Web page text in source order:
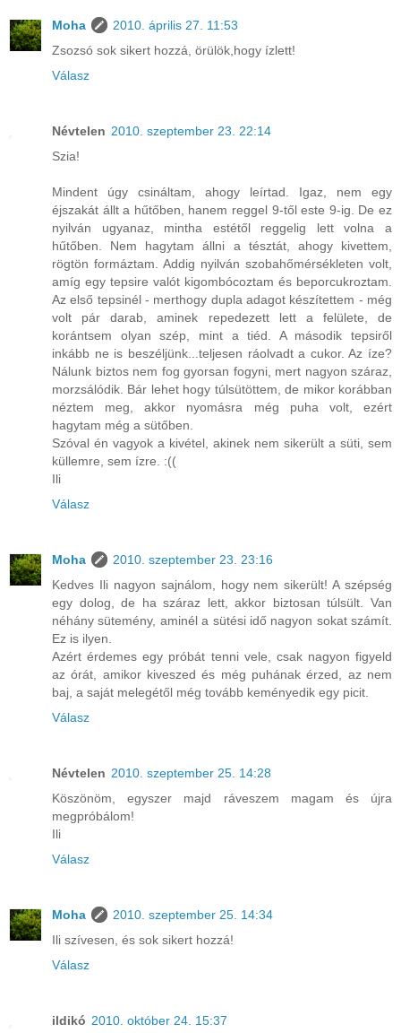
Moha
2010. április 27. 11:53
Zsozsó sok sikert hozzá, örülök,hogy ízlett!
Válasz
Névtelen 2010. szeptember 23. 22:14
Szia!
Mindent úgy csináltam, ahogy leírtad. Igaz, nem egy
éjszakát állt a hűtőben, hanem reggel 9-től este 9-ig. De ez
nyilván ugyanaz, mintha estétől reggelig lett volna a
hűtőben. Nem hagytam állni a tésztát, ahogy kivettem,
rögtön formáztam. Addig nyilván szobahőmérsékleten volt,
amíg egy tepsire valót kigombócoztam és beporcukroztam.
Az első tepsinél - merthogy dupla adagot készítettem - még
volt pár darab, aminek repedezett lett a felülete, de
korántsem olyan szép, mint a tiéd. A második tepsiről
inkább ne is beszéljünk...teljesen ráolvadt a cukor. Az íze?
Nálunk biztos nem fog gyorsan fogyni, mert nagyon száraz,
morzsálódik. Bár lehet hogy túlsütöttem, de mikor korábban
néztem meg, akkor nyomásra még puha volt, ezért
hagytam még a sütőben.
Szóval én vagyok a kivétel, akinek nem sikerült a süti, sem
küllemre, sem ízre. :((
Ili
Válasz
Moha
2010. szeptember 23. 23:16
Kedves Ili nagyon sajnálom, hogy nem sikerült! A szépség
egy dolog, de ha száraz lett, akkor biztosan túlsült. Van
néhány sütemény, aminél a sütési idő nagyon sokat számít.
Ez is ilyen.
Azért érdemes egy próbát tenni vele, csak nagyon figyeld
az órát, amikor kiveszed és még puhának érzed, az nem
baj, a saját melegétől még tovább keményedik egy picit.
Válasz
Névtelen 2010. szeptember 25. 14:28
Köszönöm, egyszer majd ráveszem magam és újra
megpróbálom!
Ili
Válasz
Moha
2010. szeptember 25. 14:34
Ili szívesen, és sok sikert hozzá!
Válasz
ildikó 2010. október 24. 15:37